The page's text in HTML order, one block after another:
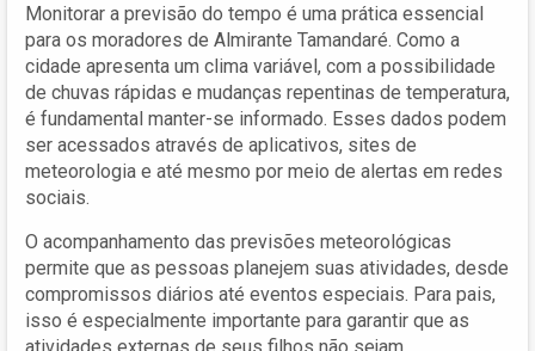
Monitorar a previsão do tempo é uma prática essencial
para os moradores de Almirante Tamandaré. Como a
cidade apresenta um clima variável, com a possibilidade
de chuvas rápidas e mudanças repentinas de temperatura,
é fundamental manter-se informado. Esses dados podem
ser acessados através de aplicativos, sites de
meteorologia e até mesmo por meio de alertas em redes
sociais.
O acompanhamento das previsões meteorológicas
permite que as pessoas planejem suas atividades, desde
compromissos diários até eventos especiais. Para pais,
isso é especialmente importante para garantir que as
atividades externas de seus filhos não sejam